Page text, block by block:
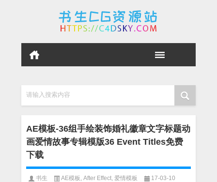
请输入搜索内容
AE模板-36组手绘装饰婚礼徽章文字标题动
画爱情故事专辑模版36 Event Titles免费
下载
书生 AE模板 After Effect 爱情模板
17-03-10